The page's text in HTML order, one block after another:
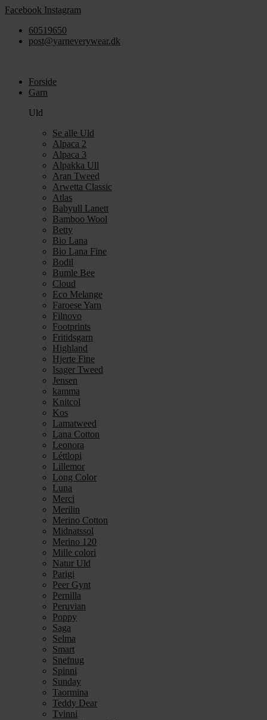
Videre
indhold
Facebook Instagram
60519650
post@yarneverywear.dk
Forside
Garn
Uld
Se alle Uld
Alpaca 2
Alpaca 3
Alpakka Ull
Aran Tweed
Arwetta Classic
Atlas
Babyull Lanett
Bamboo Wool
Betty
Bio Lana
Bio Lana Fine
Bodil
Bumle Bee
Cloud
Eco Melange
Faroese Yarn
Filnovo
Footprints
Fritidsgarn
Highland
Hjerte Fine
Isager Tweed
Jensen
kamma
Knitcol
Kos
Lamatweed
Lana Cotton
Leonora
Léttlopi
Lillemor
Long Color
Luna
Merci
Merilin
Merino Cotton
Midnatssol
Merino 120
Mille colori
Natur Uld
Parigi
Peer Gynt
Pernilla
Peruvian
Poppy
Saga
Selma
Smart
Snefnug
Spinni
Sunday
Taormina
Teddy Dear
Tvinni